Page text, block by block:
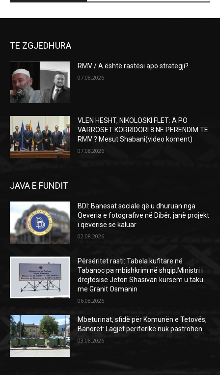
TE ZGJEDHURA
RMV / A është rastësi apo strategji?
07.08.2026
VLEN HESHT, NIKOLOSKI FLET: A PO
VARROSET KORRIDORI 8 NË PERËNDIM TË
RMV ? Mesut Shabani(video koment)
07.08.2026
JAVA E FUNDIT
BDI: Banesat sociale që u dhuruan nga
Qeveria e fotografive në Dibër, janë projekt
i qeverisë së kaluar
02.08.2026
Përsëritet rasti: Tabela kufitare në
Tabanoc pa mbishkrim në shqip.Ministri i
drejtësisë Jeton Shasivari kursem u taku
me Granit Osmanin
06.08.2026
Mbeturinat, sfidë për Komunën e Tetovës,
Banorët: Lagjet periferike nuk pastrohen
03.08.2026